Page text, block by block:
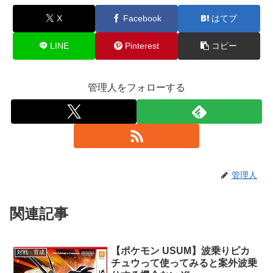
X Facebook はてブ
LINE Pinterest コピー
管理人をフォローする
管理人
関連記事
対戦・育成
【ポケモン USUM】波乗りピカ
チュウって使ってみると案外波乗